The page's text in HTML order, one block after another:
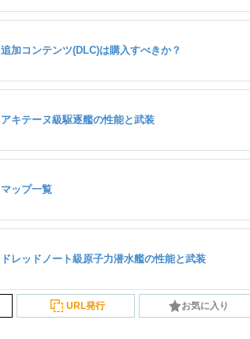
追加コンテンツ(DLC)は購入すべきか？
アキテーヌ級駆逐艦の性能と武装
マップ一覧
ドレッドノート級原子力潜水艦の性能と武装
URL発行 お気に入り